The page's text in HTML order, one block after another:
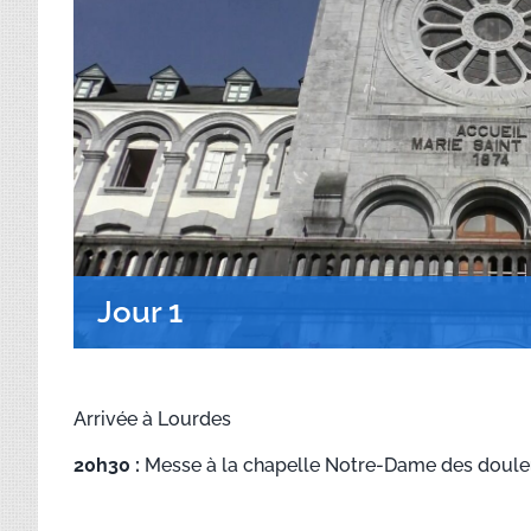
Jour 1
Arrivée à Lourdes
20h30 : Messe à la chapelle Notre-Dame des